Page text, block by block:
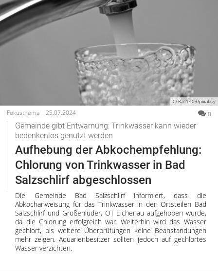
© Ralf1403/pixabay
Fokusthema 25.07.2024 0
Gemeinde gibt Entwarnung: Trinkwasser kann wieder
bedenkenlos genutzt werden
Aufhebung der Abkochempfehlung:
Chlorung von Trinkwasser in Bad
Salzschlirf abgeschlossen
Die Gemeinde Bad Salzschlirf informiert, dass die
Abkochanweisung für das Trinkwasser in den Ortsteilen Bad
Salzschlirf und Großenlüder, OT Eichenau aufgehoben wurde,
da die Chlorung erfolgreich war. Weiterhin wird das Wasser
gechlort, bis weitere Überprüfungen keine Beanstandungen
mehr zeigen. Aquarienbesitzer sollten jedoch auf gechlortes
Wasser verzichten.